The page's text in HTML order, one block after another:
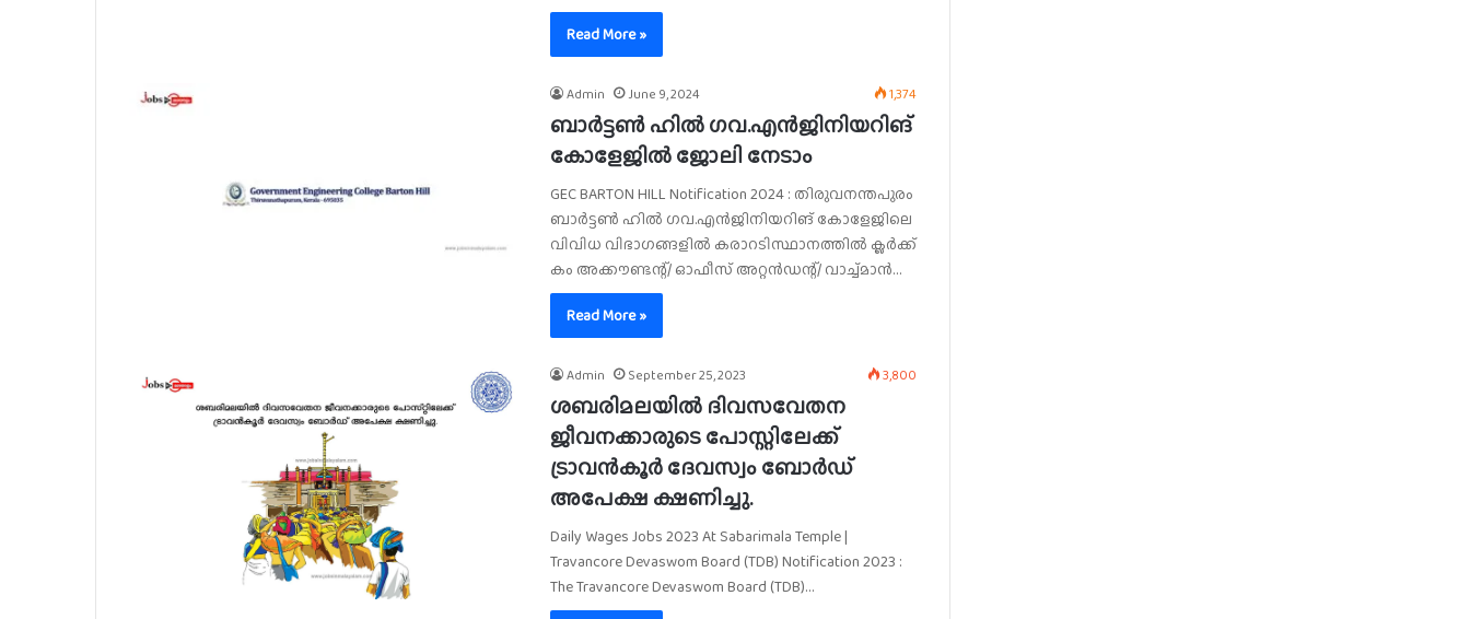
Read More »
Admin June 9, 2024 1,374
ബാർട്ടൺ ഹിൽ ഗവ.എൻജിനിയറിങ്
കോളേജിൽ ജോലി നേടാം
GEC BARTON HILL Notification 2024 : തിരുവനന്തപുരം
ബാർട്ടൺ ഹിൽ ഗവ.എൻജിനിയറിങ് കോളേജിലെ
വിവിധ വിഭാഗങ്ങളിൽ കരാറടിസ്ഥാനത്തിൽ ക്ലർക്ക്
കം അക്കൗണ്ടന്റ്/ ഓഫീസ് അറ്റൻഡന്റ്/ വാച്ച്മാൻ…
Read More »
Admin September 25, 2023 3,800
ശബരിമലയിൽ ദിവസവേതന
ജീവനക്കാരുടെ പോസ്റ്റിലേക്ക്
ട്രാവൻകൂർ ദേവസ്വം ബോർഡ്
അപേക്ഷ ക്ഷണിച്ചു.
Daily Wages Jobs 2023 At Sabarimala Temple |
Travancore Devaswom Board (TDB) Notification 2023 :
The Travancore Devaswom Board (TDB)…